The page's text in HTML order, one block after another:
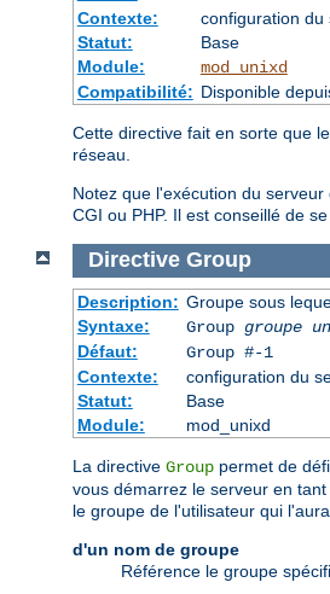
Contexte:
configuration du
Statut:
Base
Module:
mod_unixd
Compatibilité: Disponible
Cette directive fait en sorte que
réseau.
Notez que l'exécution du
CGI ou PHP. Il est conseillé de
Directive Group
Description: Groupe sous
Syntaxe:
Group groupe
Défaut:
Group #-1
Contexte:
configuration du
Statut:
Base
Module:
mod_unixd
La directive Group permet de
vous démarrez le serveur en
le groupe de l'utilisateur qui l'aura
d'un nom de groupe
Référence le groupe